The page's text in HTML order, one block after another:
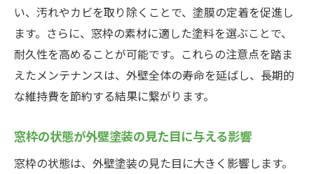
い、汚れやカビを取り除くことで、塗膜の定着を促進し
ます。さらに、窓枠の素材に適した塗料を選ぶことで、
耐久性を高めることが可能です。これらの注意点を踏ま
えたメンテナンスは、外壁全体の寿命を延ばし、長期的
な維持費を節約する結果に繋がります。
窓枠の状態が外壁塗装の見た目に与える影響
窓枠の状態は、外壁塗装の見た目に大きく影響します。